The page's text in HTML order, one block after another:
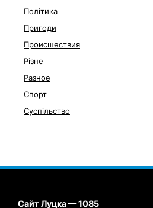
Політика
Пригоди
Происшествия
Різне
Разное
Спорт
Суспільство
Сайт Луцка — 1085